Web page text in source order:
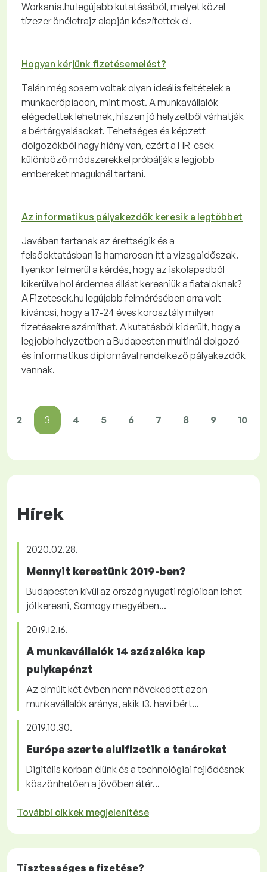
Workania.hu legújabb kutatásából, melyet közel
tízezer önéletrajz alapján készítettek el.
Hogyan kérjünk fizetésemelést?
Talán még sosem voltak olyan ideális feltételek a
munkaerőpiacon, mint most. A munkavállalók
elégedettek lehetnek, hiszen jó helyzetből várhatják
a bértárgyalásokat. Tehetséges és képzett
dolgozókból nagy hiány van, ezért a HR-esek
különböző módszerekkel próbálják a legjobb
embereket maguknál tartani.
Az informatikus pályakezdők keresik a legtöbbet
Javában tartanak az érettségik és a
felsőoktatásban is hamarosan itt a vizsgaidőszak.
Ilyenkor felmerül a kérdés, hogy az iskolapadból
kikerülve hol érdemes állást keresniük a fiataloknak?
A Fizetesek.hu legújabb felmérésében arra volt
kiváncsi, hogy a 17-24 éves korosztály milyen
fizetésekre számíthat. A kutatásból kiderült, hogy a
legjobb helyzetben a Budapesten multinál dolgozó
és informatikus diplomával rendelkező pályakezdők
vannak.
2 3 4 5 6 7 8 9 10
Hírek
2020.02.28.
Mennyit kerestünk 2019-ben?
Budapesten kívül az ország nyugati régióiban lehet
jól keresni, Somogy megyében...
2019.12.16.
A munkavállalók 14 százaléka kap
pulykapénzt
Az elmúlt két évben nem növekedett azon
munkavállalók aránya, akik 13. havi bért...
2019.10.30.
Európa szerte alulfizetik a tanárokat
Digitális korban élünk és a technológiai fejlődésnek
köszönhetően a jövőben átér...
További cikkek megjelenítése
Tisztességes a fizetése?